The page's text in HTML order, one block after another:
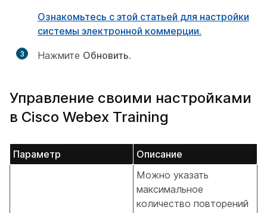
Ознакомьтесь с этой статьей для настройки
системы электронной коммерции.
3 Нажмите Обновить.
Управление своими настройками
в Cisco Webex Training
Параметр Описание
Можно указать
максимальное
количество повторений